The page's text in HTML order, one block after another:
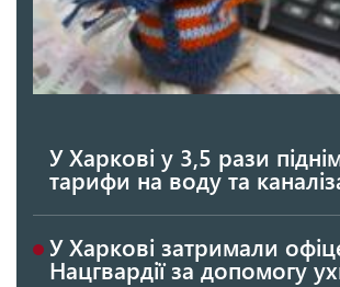
У Харкові у 3,5 рази
тарифи на воду та
У Харкові затримали
Нацгвардії за допомогу